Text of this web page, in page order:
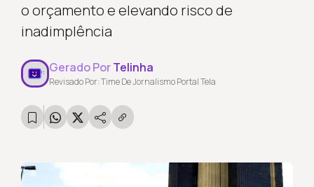
o orçamento e elevando risco de
inadimplência
Gerado PorTelinha
Revisado Por: Time De Jornalismo Portal Tela